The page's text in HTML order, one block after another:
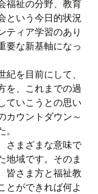
福祉の分野、教育
という今日的状況
ティア学習のあり
要な新基軸になっ
紀を目前にして、
を、これまでの過
ていこうとの思い
カウントダウン～
さまざまな意味で
地域です。そのま
皆さま方と福祉教
とができれば何よ